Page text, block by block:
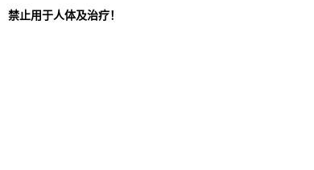
禁止用于人体及治疗！